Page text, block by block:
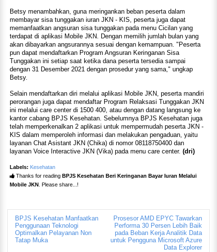
Betsy menambahkan, guna meringankan beban peserta dalam
membayar sisa tunggakan iuran JKN - KIS, peserta juga dapat
memanfaatkan angsuran sisa tunggakan pada menu Cicilan yang
terdapat di aplikasi Mobile JKN. Dengan memilih jumlah bulan yang
akan dibayarkan angsurannya sesuai dengan kemampuan. "Peserta
pun dapat mendaftarkan Program Angsuran Keringanan Sisa
Tunggakan ini setiap saat ketika dana peserta tersedia sampai
dengan 31 Desember 2021 dengan prosedur yang sama," ungkap
Betsy.
Selain mendaftarkan diri melalui aplikasi Mobile JKN, peserta mandiri
perorangan juga dapat mendaftar Program Relaksasi Tunggakan JKN
ini melalui care center di 1500 400, atau dengan datang langsung ke
kantor cabang BPJS Kesehatan. Sebelumnya BPJS Kesehatan juga
telah memperkenalkan 2 aplikasi untuk mempermudah peserta JKN -
KIS dalam memperoleh informasi dan melakukan pengaduan, yaitu
layanan Chat Asistant JKN (Chika) di nomor 08118750400 dan
layanan Voice Interactive JKN (Vika) pada menu care center. (dri)
Labels: Kesehatan
Thanks for reading BPJS Kesehatan Beri Keringanan Bayar Iuran Melalui
Mobile JKN . Please share...!
BPJS Kesehatan Manfaatkan
Penggunaan Teknologi
Optimalkan Pelayanan Non
Tatap Muka
Prosesor AMD EPYC Tawarkan
Performa 30 Persen Lebih Baik
pada Beban Kerja Analitik Data
untuk Pengguna Microsoft Azure
Data Explorer